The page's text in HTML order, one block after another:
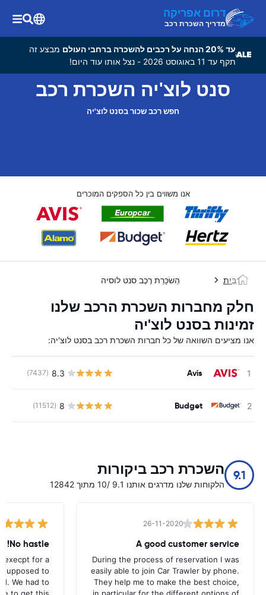
דרום אפריקה
מדריך השכרת רכב
עד 20% הנחה על רכבים להשכרה ברחבי העולם
מבצע זה
תקף עד 11 באוגוסט 2026 - נצל אותו עוד היום!
סנט לוצ'יה השכרת רכב
חפש רכב שכור בסנט לוצ'יה
אנו משווים בין כל הספקים המוכרים
בַּיִת הַשׂכָּרַת רֶכֶב סנט לוסיה
חלק מחברות השכרת הרכב שלנו
זמינות בסנט לוצ'יה
אנו מציעים השוואה של כל חברות השכרת רכב בסנט לוצ'יה:
Avis
8.3
(7437)
Budget
8
(11512)
9.1 השכרת רכב ביקורות
הלקוחות שלנו מדרגים אותנו 9.1 /10 מתוך 12842
26-11-2020
A good customer service
During the process of reservation I was
easily able to join Car Trawler by phone.
They help me to make the best choice,
No hastle!
execpt for a
to
We had to